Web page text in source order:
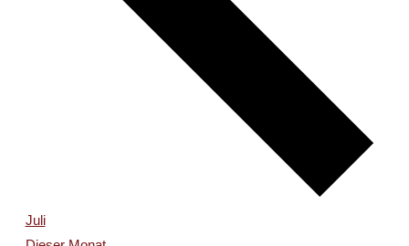
Juli